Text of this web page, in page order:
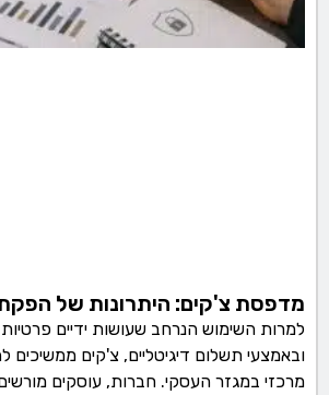
מדפסת צ'קים: היתרונות של
למרות השימוש הנרחב שעושות ידיים
ובאמצעי תשלום דיגיטליים, צ'קים ממשיכים
מרכזי במגזר העסקי. חברות, עוסקים